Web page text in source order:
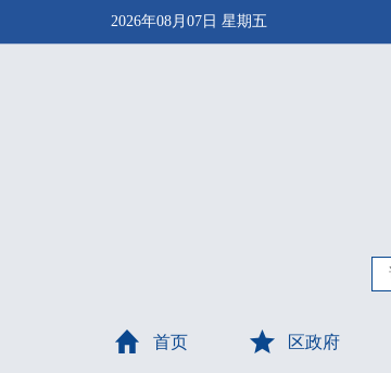
2026年08月07日 星期五
首页 区政府